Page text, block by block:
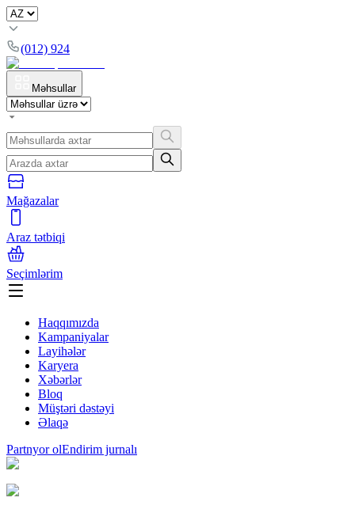
(012) 924
Məhsullar
Mağazalar
Araz tətbiqi
Seçimlərim
Haqqımızda
Kampaniyalar
Layihələr
Karyera
Xəbərlər
Bloq
Müştəri dəstəyi
Əlaqə
Partnyor olEndirim jurnalı